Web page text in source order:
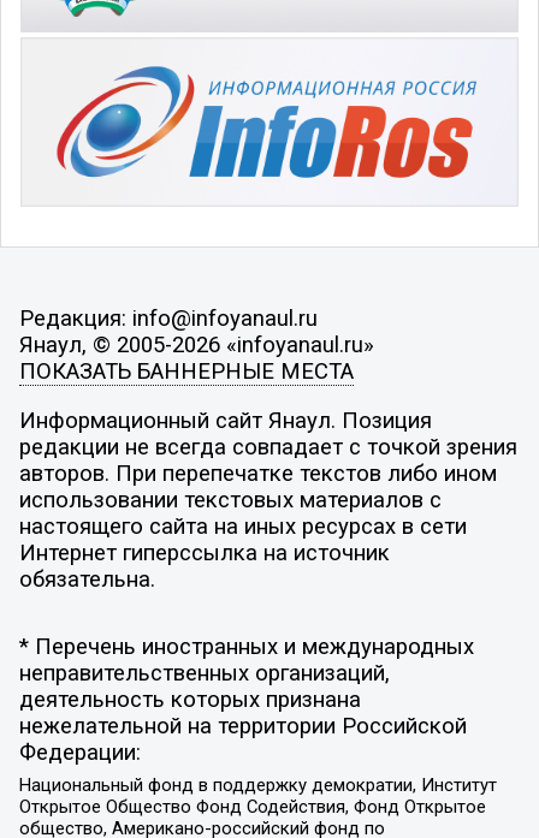
Редакция: info@infoyanaul.ru
Янаул, © 2005-2026 «infoyanaul.ru»
ПОКАЗАТЬ БАННЕРНЫЕ МЕСТА
Информационный сайт Янаул. Позиция
редакции не всегда совпадает с точкой зрения
авторов. При перепечатке текстов либо ином
использовании текстовых материалов с
настоящего сайта на иных ресурсах в сети
Интернет гиперссылка на источник
обязательна.
* Перечень иностранных и международных
неправительственных организаций,
деятельность которых признана
нежелательной на территории Российской
Федерации:
Национальный фонд в поддержку демократии, Институт
Открытое Общество Фонд Содействия, Фонд Открытое
общество, Американо-российский фонд по